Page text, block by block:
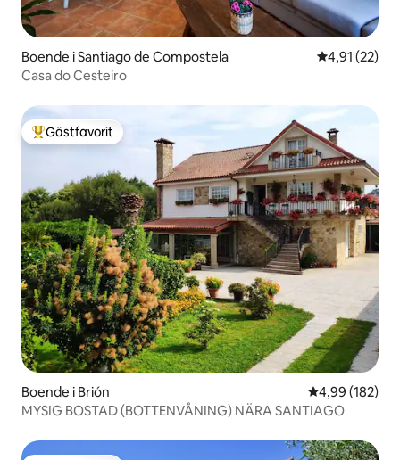
Boende i Santiago de Compostela 4,91 av 5 i
4,91 (22)
Casa do Cesteiro
Populär gästfavorit
Gästfavorit
Boende i Brión 4,99 av 5 i
4,99 (182)
MYSIG BOSTAD (BOTTENVÅNING) NÄRA SANTIAGO